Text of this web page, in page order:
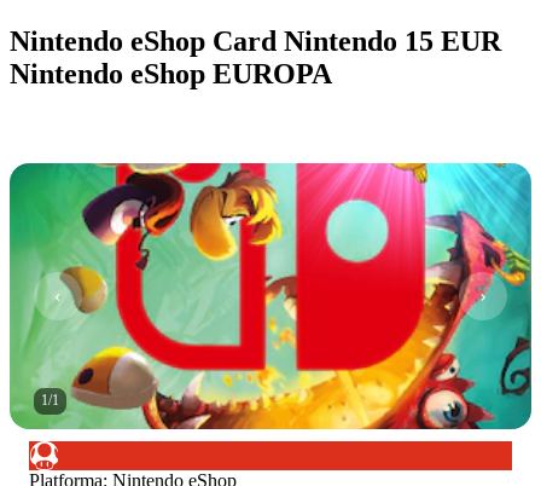
Nintendo eShop Card Nintendo 15 EUR
Nintendo eShop EUROPA
1/1
Platforma: Nintendo eShop